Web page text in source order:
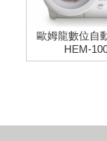
歐姆龍數位自
HEM-